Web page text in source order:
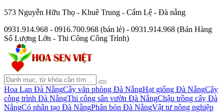
573 Nguyễn Hữu Thọ - Khuê Trung - Cẩm Lệ - Đà nẵng
0931.914.968 - 0916.700.968 (bán lẻ) - 0931.914.968 (Bán Hàng
Số Lượng Lớn - Thi Công Công Trình)
Hoa Lan Đà NẵngCây văn phòng Đà NẵngHạt giống Đà NẵngCây
công trình Đà NẵngThi công sân vườn Đà NẵngChậu trồng cây Đà
NẵngCỏ nhân tạo Đà NẵngPhân bón Đà NẵngVật tư nông nghiệp